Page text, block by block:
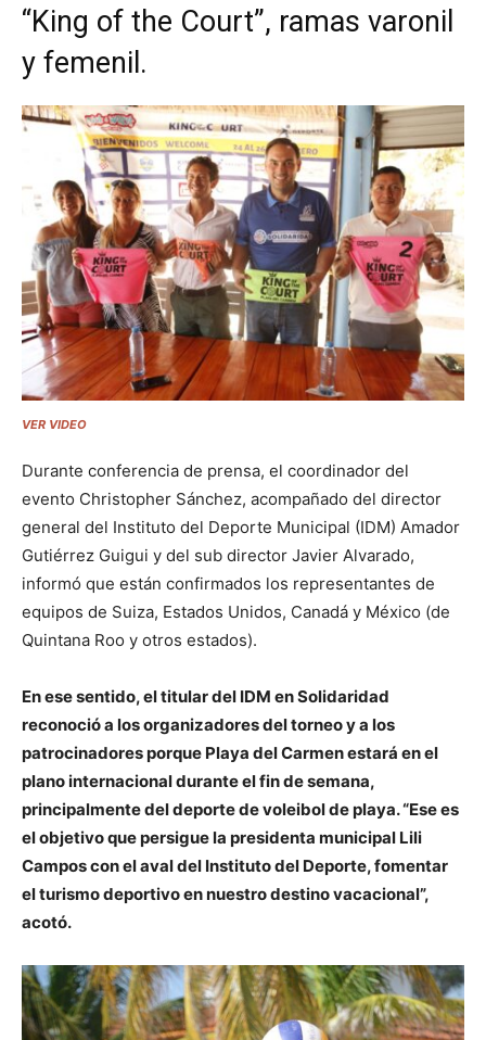
“King of the Court”, ramas varonil
y femenil.
VER VIDEO
Durante conferencia de prensa, el coordinador del
evento Christopher Sánchez, acompañado del director
general del Instituto del Deporte Municipal (IDM) Amador
Gutiérrez Guigui y del sub director Javier Alvarado,
informó que están confirmados los representantes de
equipos de Suiza, Estados Unidos, Canadá y México (de
Quintana Roo y otros estados).
En ese sentido, el titular del IDM en Solidaridad
reconoció a los organizadores del torneo y a los
patrocinadores porque Playa del Carmen estará en el
plano internacional durante el fin de semana,
principalmente del deporte de voleibol de playa. “Ese es
el objetivo que persigue la presidenta municipal Lili
Campos con el aval del Instituto del Deporte, fomentar
el turismo deportivo en nuestro destino vacacional”,
acotó.